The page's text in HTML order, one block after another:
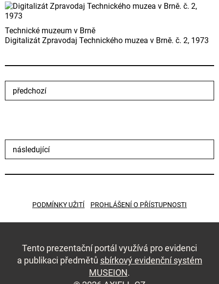
Technické muzeum v Brně
Digitalizát Zpravodaj Technického muzea v Brně. č. 2, 1973
předchozí
následující
PODMÍNKY UŽITÍ PROHLÁŠENÍ O PŘÍSTUPNOSTI
Tento prezentační portál využívá pro evidenci
a publikaci předmětů sbírkový evidenční systém
MUSEION.